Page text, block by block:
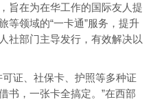
旨在为在华工作的国际友人提
等领域的“一卡通”服务，提升
社部门主导发行，有效解决以
证、社保卡、护照等多种证
书，一张卡全搞定。”在西部